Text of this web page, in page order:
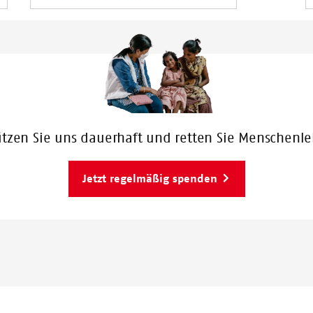
Sie uns dauerhaft und retten Sie
Jetzt regelmäßig spenden